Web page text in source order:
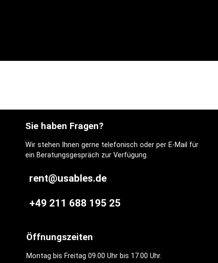
Sie haben Fragen?
Wir stehen Ihnen gerne telefonisch oder per E-Mail für
ein Beratungsgespräch zur Verfügung.
rent@usables.de
+49 211 688 195 25
Öffnungszeiten
Montag bis Freitag 09.00 Uhr bis 17.00 Uhr.